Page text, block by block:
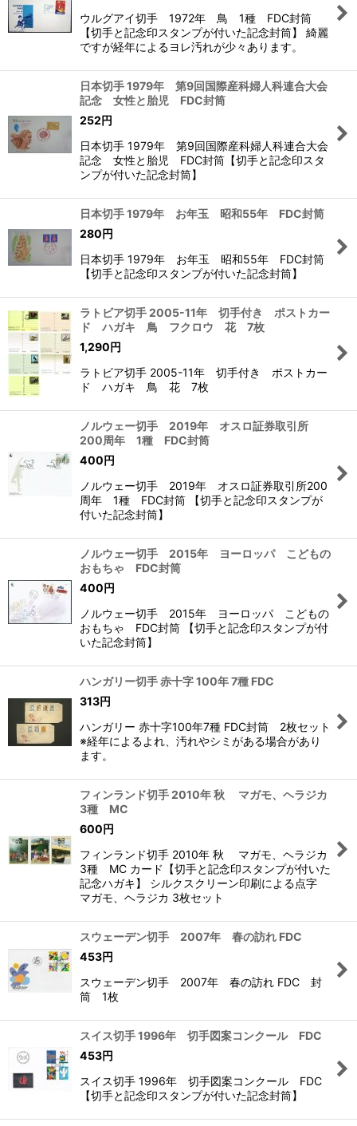
ウルグアイ切手 1972年 鳥 1種 FDC封筒
【切手と記念印スタンプが付いた記念封筒】 綺麗
ですが経年によるヨレ汚れが少々あります。
日本切手 1979年 第9回国際産科婦人科連合大会
記念 女性と胎児 FDC封筒
252円
日本切手 1979年 第9回国際産科婦人科連合大会
記念 女性と胎児 FDC封筒【切手と記念印スタ
ンプが付いた記念封筒】
日本切手 1979年 お年玉 昭和55年 FDC封筒
280円
日本切手 1979年 お年玉 昭和55年 FDC封筒
【切手と記念印スタンプが付いた記念封筒】
ラトビア切手 2005-11年 切手付き ポストカー
ド ハガキ 鳥 フクロウ 花 7枚
1,290円
ラトビア切手 2005-11年 切手付き ポストカー
ド ハガキ 鳥 花 7枚
ノルウェー切手 2019年 オスロ証券取引所
200周年 1種 FDC封筒
400円
ノルウェー切手 2019年 オスロ証券取引所200
周年 1種 FDC封筒 【切手と記念印スタンプが
付いた記念封筒】
ノルウェー切手 2015年 ヨーロッパ こどもの
おもちゃ FDC封筒
400円
ノルウェー切手 2015年 ヨーロッパ こどもの
おもちゃ FDC封筒 【切手と記念印スタンプが付
いた記念封筒】
ハンガリー切手 赤十字 100年 7種 FDC
313円
ハンガリー 赤十字100年7種 FDC封筒 2枚セット
※経年によるよれ、汚れやシミがある場合があり
ます。
フィンランド切手 2010年 秋 マガモ、ヘラジカ
3種 MC
600円
フィンランド切手 2010年 秋 マガモ、ヘラジカ
3種 MC カード【切手と記念印スタンプが付いた
記念ハガキ】 シルクスクリーン印刷による点字
マガモ、ヘラジカ 3枚セット
スウェーデン切手 2007年 春の訪れ FDC
453円
スウェーデン切手 2007年 春の訪れ FDC 封
筒 1枚
スイス切手 1996年 切手図案コンクール FDC
453円
スイス切手 1996年 切手図案コンクール FDC
【切手と記念印スタンプが付いた記念封筒】